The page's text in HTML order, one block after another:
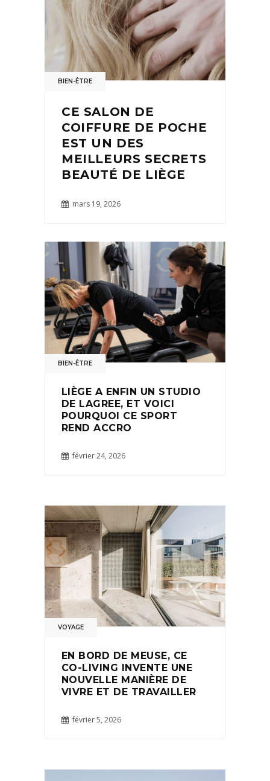
BIEN-ÊTRE
CE SALON DE
COIFFURE DE POCHE
EST UN DES
MEILLEURS SECRETS
BEAUTÉ DE LIÈGE
mars 19, 2026
BIEN-ÊTRE
LIÈGE A ENFIN UN STUDIO
DE LAGREE, ET VOICI
POURQUOI CE SPORT
REND ACCRO
février 24, 2026
VOYAGE
EN BORD DE MEUSE, CE
CO-LIVING INVENTE UNE
NOUVELLE MANIÈRE DE
VIVRE ET DE TRAVAILLER
février 5, 2026